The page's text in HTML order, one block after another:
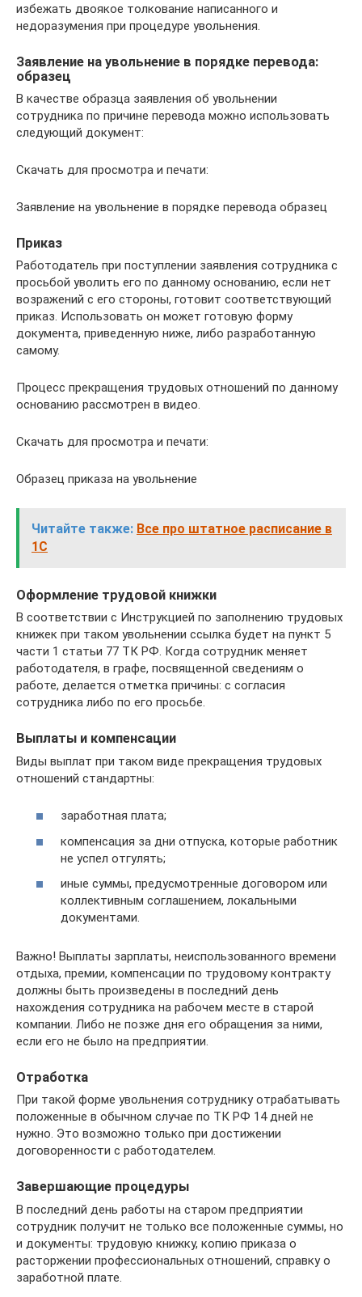
избежать двоякое толкование написанного и
недоразумения при процедуре увольнения.
Заявление на увольнение в порядке перевода:
образец
В качестве образца заявления об увольнении
сотрудника по причине перевода можно использовать
следующий документ:
Скачать для просмотра и печати:
Заявление на увольнение в порядке перевода образец
Приказ
Работодатель при поступлении заявления сотрудника с
просьбой уволить его по данному основанию, если нет
возражений с его стороны, готовит соответствующий
приказ. Использовать он может готовую форму
документа, приведенную ниже, либо разработанную
самому.
Процесс прекращения трудовых отношений по данному
основанию рассмотрен в видео.
Скачать для просмотра и печати:
Образец приказа на увольнение
Читайте также: Все про штатное расписание в
1С
Оформление трудовой книжки
В соответствии с Инструкцией по заполнению трудовых
книжек при таком увольнении ссылка будет на пункт 5
части 1 статьи 77 ТК РФ. Когда сотрудник меняет
работодателя, в графе, посвященной сведениям о
работе, делается отметка причины: с согласия
сотрудника либо по его просьбе.
Выплаты и компенсации
Виды выплат при таком виде прекращения трудовых
отношений стандартны:
заработная плата;
компенсация за дни отпуска, которые работник
не успел отгулять;
иные суммы, предусмотренные договором или
коллективным соглашением, локальными
документами.
Важно! Выплаты зарплаты, неиспользованного времени
отдыха, премии, компенсации по трудовому контракту
должны быть произведены в последний день
нахождения сотрудника на рабочем месте в старой
компании. Либо не позже дня его обращения за ними,
если его не было на предприятии.
Отработка
При такой форме увольнения сотруднику отрабатывать
положенные в обычном случае по ТК РФ 14 дней не
нужно. Это возможно только при достижении
договоренности с работодателем.
Завершающие процедуры
В последний день работы на старом предприятии
сотрудник получит не только все положенные суммы, но
и документы: трудовую книжку, копию приказа о
расторжении профессиональных отношений, справку о
заработной плате.